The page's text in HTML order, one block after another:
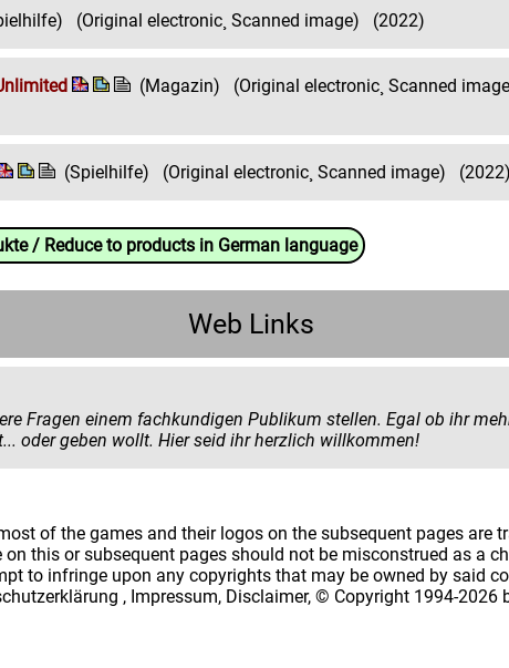
(Original electronic¸ Scanned image) (2022)
(Magazin) (Original electronic¸ Scanned
(Spielhilfe) (Original electronic¸ Scanned image) (2022)
/ Reduce to products in German language
Web Links
fachkundigen Publikum stellen. Egal ob ihr mehr zu einem Produkt wissen wollt¸
einen Ratschlag zum Spielen sucht... oder geben wollt. Hier seid ihr herzlich willkommen!
of the games and their logos on the subsequent pages are
this or subsequent pages should not be misconstrued as a
to infringe upon any copyrights that may be owned by said
, Impressum, Disclaimer, © Copyright 1994-2026